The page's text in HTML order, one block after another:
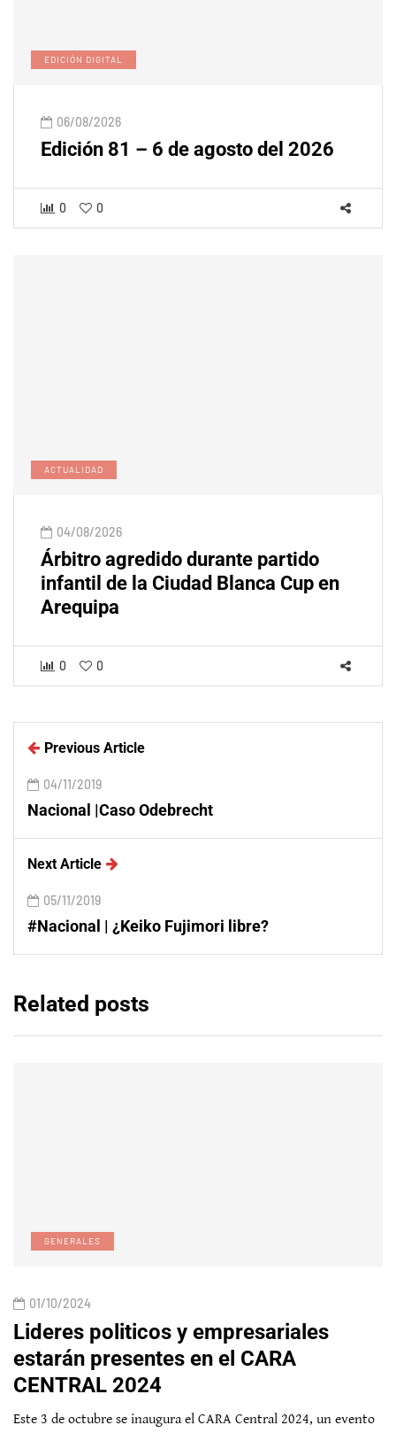
EDICIÓN DIGITAL
06/08/2026
Edición 81 – 6 de agosto del 2026
0 0
ACTUALIDAD
04/08/2026
Árbitro agredido durante partido
infantil de la Ciudad Blanca Cup en
Arequipa
0 0
Previous Article
04/11/2019
Nacional |Caso Odebrecht
Next Article
05/11/2019
#Nacional | ¿Keiko Fujimori libre?
Related posts
GENERALES
01/10/2024
Lideres politicos y empresariales
estarán presentes en el CARA
CENTRAL 2024
Este 3 de octubre se inaugura el CARA Central 2024, un evento